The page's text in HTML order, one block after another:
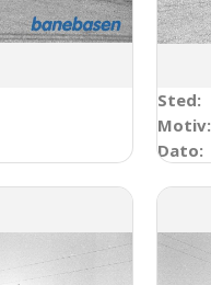
Sted:
Motiv:
Dato: